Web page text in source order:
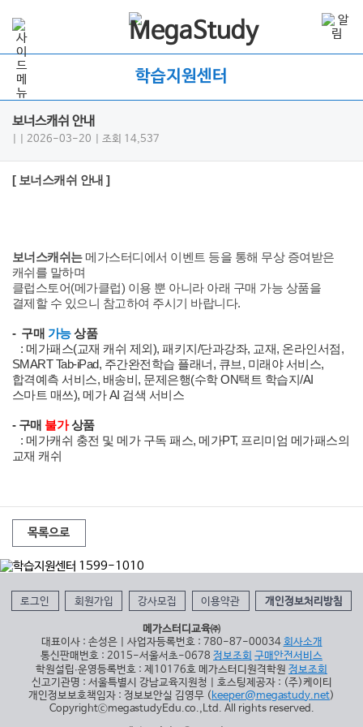
학습지원센터
보너스캐쉬 안내
| 2026-03-20 | 조회 14,537
[ 보너스캐쉬 안내 ]
보너스캐쉬는 메가스터디에서 이벤트 등을 통해 무상 증여받은
캐쉬를 말하며
클럽스토어(메가클럽) 이용 뿐 아니라 아래 구매 가능 상품을
결제할 수 있으니 참고하여 주시기 바랍니다.
- 구매 가능상품
: 메가패스(교재 캐쉬 제외), 패키지/단과강좌, 교재, 온라인서점,
SMART Tab-iPad, 주간완전학습 플래너, 큐브, 미래야 서비스,
합격예측 서비스, 배송비, 문제은행(수학 ON택트 학습지/AI
스마트 매쓰), 메가 AI 검색 서비스
- 구매 불가상품
: 메가캐쉬 충전 및 메가 구독 패스, 메가PT, 프리미엄 메가패스의
교재 캐쉬
목록으로
로그인 회원가입 강사모집 이용약관 개인정보처리방침
메가스터디교육㈜
대표이사 : 손성은 | 사업자등록번호 : 780-87-00034 회사소개
통신판매번호 : 2015-서울서초-0678 정보조회 구매안전서비스
학원설립∙운영등록번호 : 제10176호 메가스터디원격학원 정보조회
신고기관명 : 서울특별시 강남교육지원청 | 호스팅제공자 : (주)케이티
개인정보보호책임자 : 정보보안실 김영무 ( keeper@megastudy.net)
CopyrightⓒmegastudyEdu.co.,Ltd. All rights reserved.